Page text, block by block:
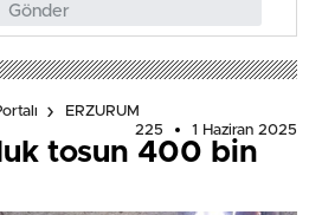
Gönder
ERZURUM
225
1 Haziran 2025
tosun 400 bin